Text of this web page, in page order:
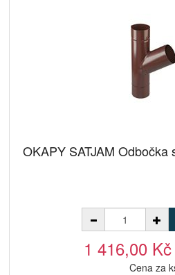
OKAPY SATJAM
1 416,00
Cena za